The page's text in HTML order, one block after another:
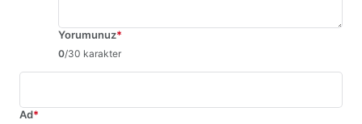
Yorumunuz*
0/30 karakter
Ad*